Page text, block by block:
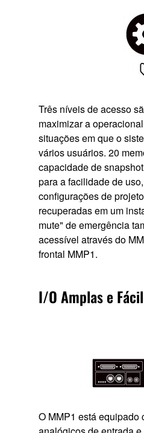
Três níveis de acesso
maximizar a
situações em que o
vários usuários. 20
capacidade de
para a facilidade de
configurações de
recuperadas em um
mute" de emergência
acessível através do
frontal MMP1.
I/O Amplas e
O MMP1 está equipado